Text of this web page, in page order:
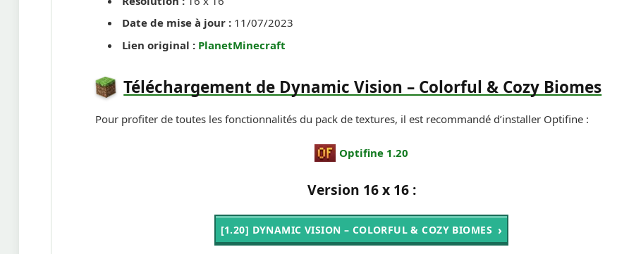
Date de mise à jour : 11/07/2023
Lien original : PlanetMinecraft
Téléchargement de Dynamic Vision – Colorful & Cozy Biomes
Pour profiter de toutes les fonctionnalités du pack de textures, il est recommandé d’installer Optifine :
Optifine 1.20
Version 16 x 16 :
[1.20] DYNAMIC VISION – COLORFUL & COZY BIOMES